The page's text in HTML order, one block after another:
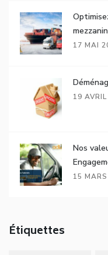
17 MAI
19
Nos
15
Étiquettes